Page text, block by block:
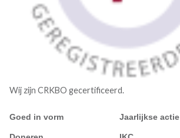
Wij zijn CRKBO gecertificeerd.
Goed in vorm Jaarlijkse actie